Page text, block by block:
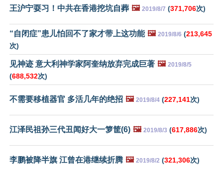
王沪宁耍习！中共在香港挖坑自葬 🖼️ 2019/8/7 (371,706次)
“自闭症”患儿怕回不了家才带上这功能 🖼️ 2019/8/6 (213,645
次)
见神迹 意大利神学家阿奎纳放弃完成巨著 🖼️ 2019/8/5
(688,532次)
不需要移植器官 多活几年的绝招 🖼️ 2019/8/4 (227,141次)
江泽民祖孙三代丑闻好大一箩筐(6) 🖼️ 2019/8/3 (617,886次)
李鹏被降半旗 江曾在港继续折腾 🖼️ 2019/8/2 (321,306次)